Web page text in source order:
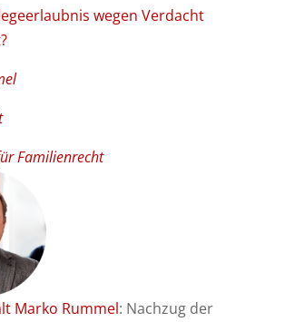
wegen Verdacht
Familienrecht
Marko Rummel: Nachzug der